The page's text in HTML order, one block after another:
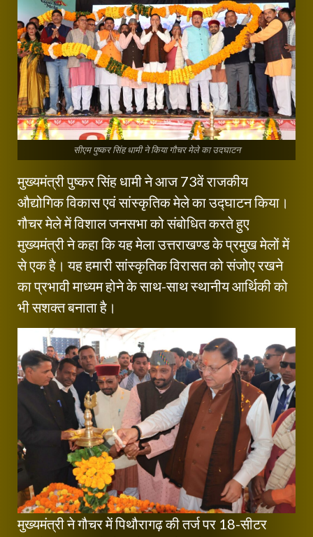
सीएम पुष्कर सिंह धामी ने किया गौचर मेले का उदघाटन
मुख्यमंत्री पुष्कर सिंह धामी ने आज 73वें राजकीय
औद्योगिक विकास एवं सांस्कृतिक मेले का उद्घाटन किया।
गौचर मेले में विशाल जनसभा को संबोधित करते हुए
मुख्यमंत्री ने कहा कि यह मेला उत्तराखण्ड के प्रमुख मेलों में
से एक है। यह हमारी सांस्कृतिक विरासत को संजोए रखने
का प्रभावी माध्यम होने के साथ-साथ स्थानीय आर्थिकी को
भी सशक्त बनाता है।
मुख्यमंत्री ने गौचर में पिथौरागढ़ की तर्ज पर 18-सीटर